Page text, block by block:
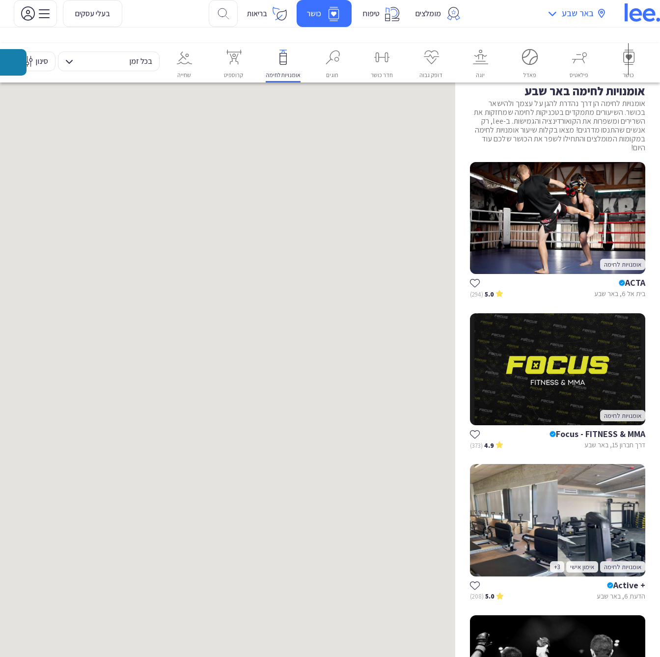
באר שבע מומלצים טיפוח כושר בריאות בעלי עסקים
כושר פילאטיס פאדל יוגה דופק גבוה חדר כושר חוגים אומנויות לחימה קרוספיט שחייה
בכל זמן סינון
אומנויות לחימה באר שבע
אומנויות לחימה הן דרך נהדרת להגן על עצמך ולהישאר
בכושר. השיעורים מתמקדים בטכניקות לחימה שמחזקות את
השרירים ומשפרות את הקואורדינציה והגמישות. ב-lee, רק
אנשים שהתנסו מדרגים! מצאו בקלות שיעור אומנויות לחימה
במקומות המומלצים והתחילו לשפר את הכושר שלכם עוד
היום!
אומנויות לחימה
ACTA
בית אל 6, באר שבע 5.0
(294)
אומנויות לחימה
Focus - FITNESS & MMA
דרך חברון 15, באר שבע 4.9
(373)
אומנויות לחימה אימון אישי +3
+ Active
הדעת 6, באר שבע 5.0
(208)